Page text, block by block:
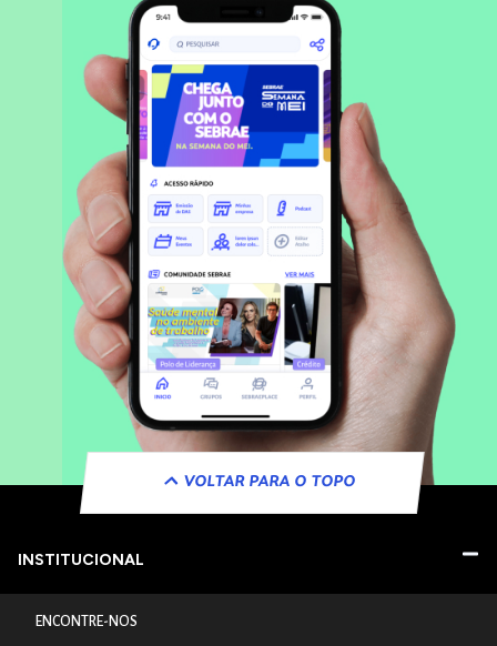
VOLTAR PARA O TOPO
INSTITUCIONAL
ENCONTRE-NOS